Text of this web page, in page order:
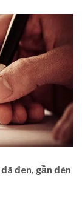
đen, gần đèn